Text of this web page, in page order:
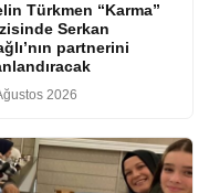
Türkmen “Karma”
Serkan
partnerini
2026